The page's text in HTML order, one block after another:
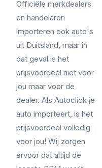
Officiële merkdealers
en handelaren
importeren ook auto's
uit Duitsland, maar in
dat geval is het
prijsvoordeel niet voor
jou maar voor de
dealer. Als Autoclick je
auto importeert, is het
prijsvoordeel volledig
voor jou! Wij zorgen
ervoor dat altijd de